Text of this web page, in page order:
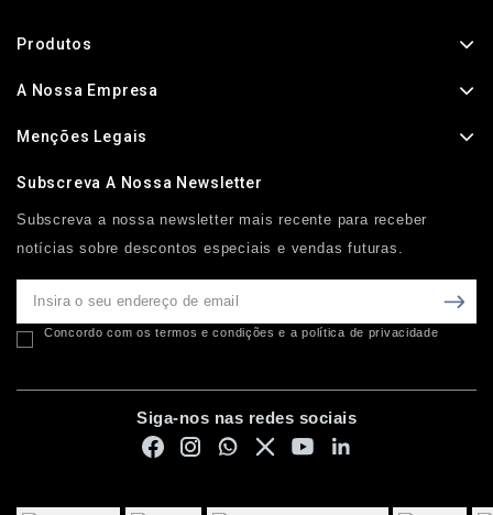
Produtos
A Nossa Empresa
Menções Legais
Subscreva A Nossa Newsletter
Subscreva a nossa newsletter mais recente para receber
notícias sobre descontos especiais e vendas futuras.
Concordo com os termos e condições e a política de privacidade
Siga-nos nas redes sociais